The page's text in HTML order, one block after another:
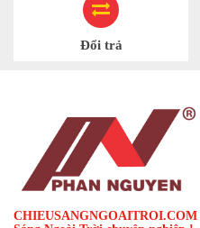
Đổi trả
CHIEUSANGNGOAITROI.COM